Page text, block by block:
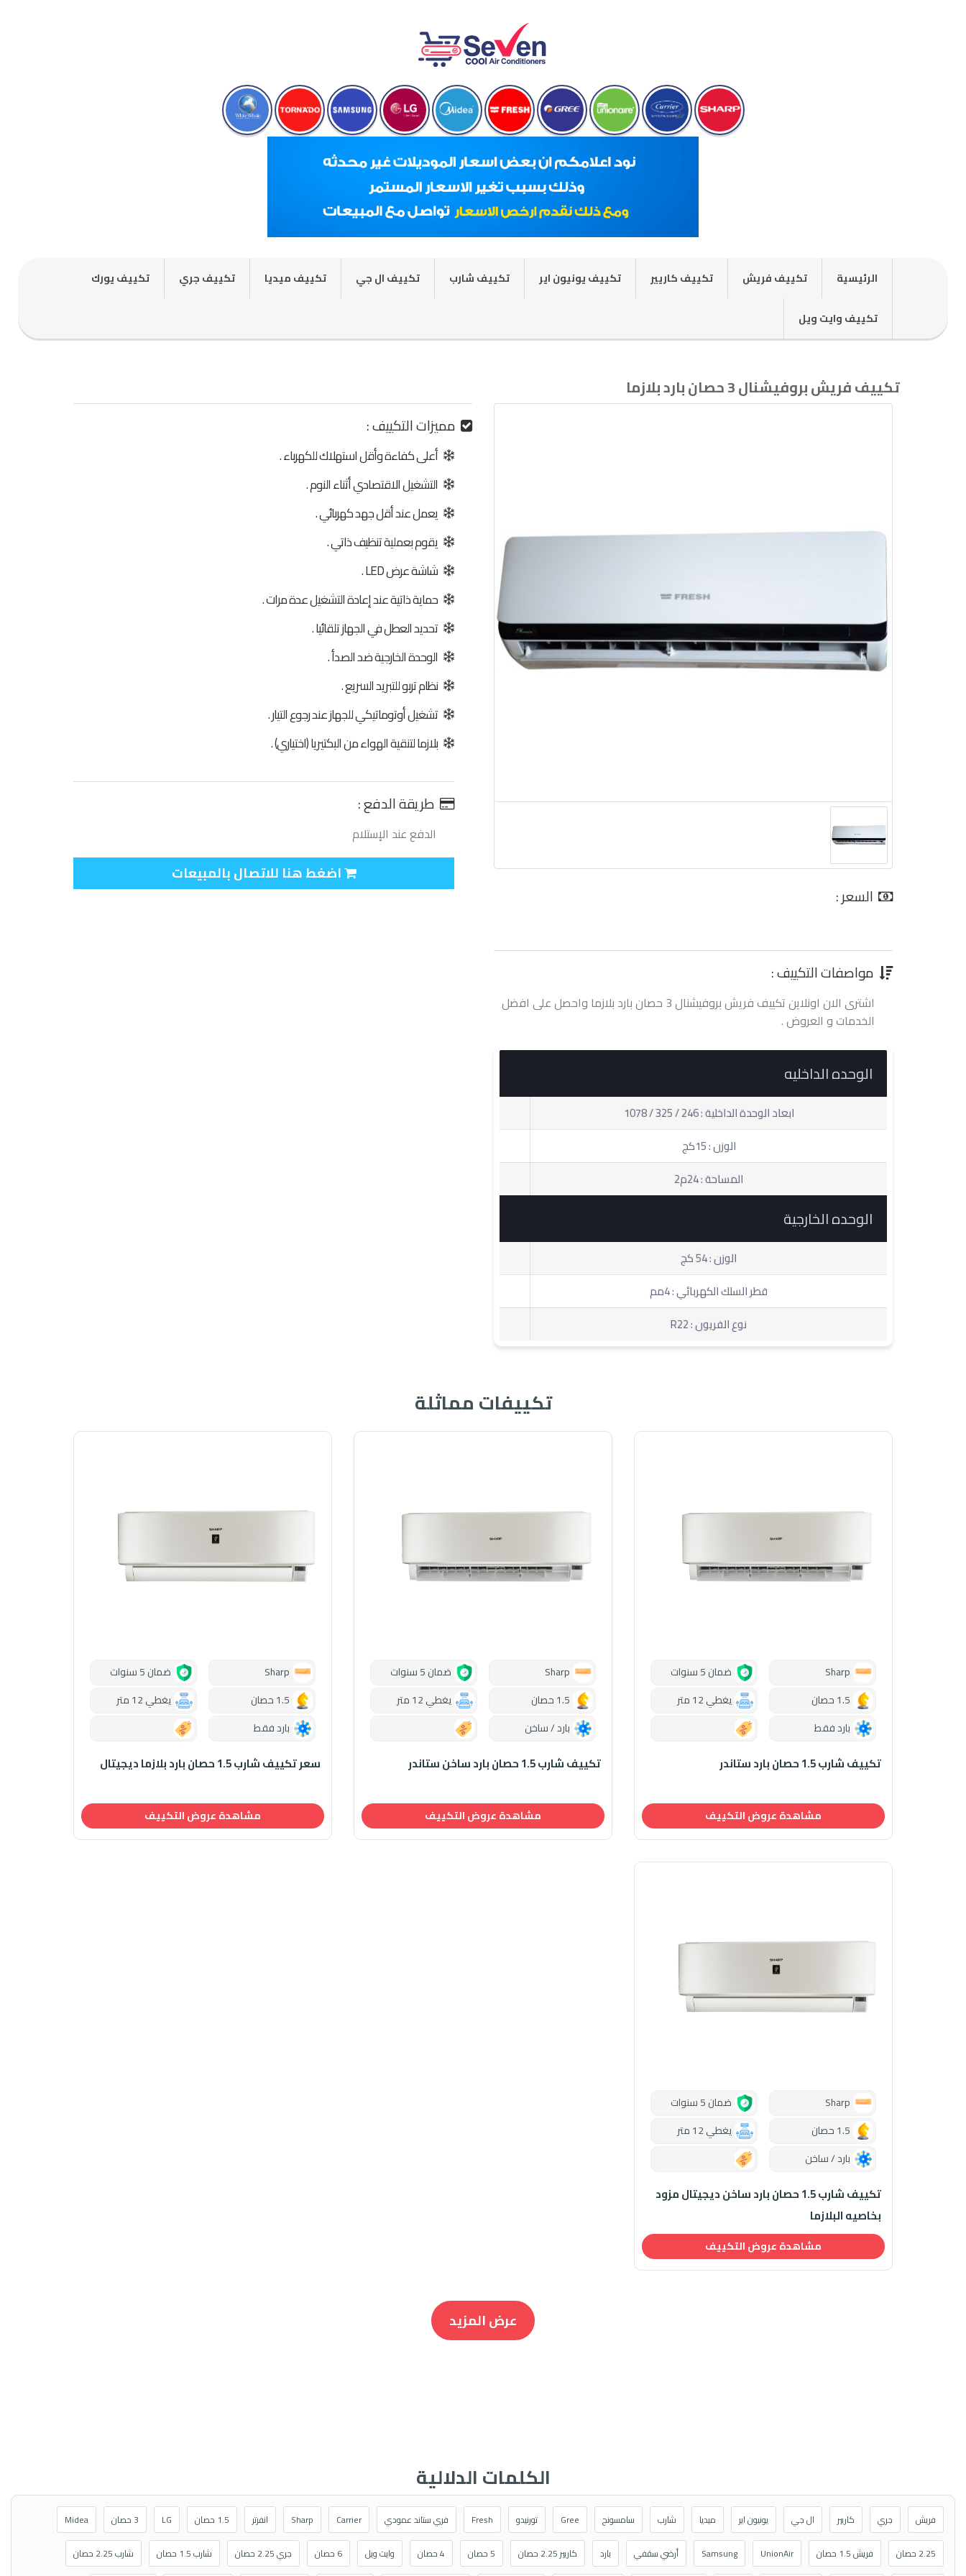
الرئيسية تكييف فريش تكييف كاريير تكييف يونيون اير تكييف شارب تكييف ال جي تكييف ميديا تكييف جري تكييف يورك
تكييف وايت ويل
تكييف فريش بروفيشنال 3 حصان بارد بلازما
السعر :
مواصفات التكييف :
اشترى الان اونلاين تكييف فريش بروفيشنال 3 حصان بارد بلازما واحصل على افضل
الخدمات و العروض .
الوحده الداخليه
ابعاد الوحدة الداخلية : 246 / 325 / 1078
الوزن : 15كج
المساحة : 24م2
الوحده الخارجية
الوزن : 54 كج
قطر السلك الكهربائي : 4مم
نوع الفريون : R22
مميزات التكييف :
أعلى كفاءة وأقل استهلاك للكهرباء .
التشغيل الاقتصادي أثناء النوم .
يعمل عند أقل جهد كهربائي .
يقوم بعملية تنظيف ذاتي .
شاشة عرض LED .
حماية ذاتية عند إعادة التشغيل عدة مرات .
تحديد العطل في الجهاز تلقائيا .
الوحدة الخارجية ضد الصدأ .
نظام تربو للتبريد السريع .
تشغيل أوتوماتيكي للجهاز عند رجوع التيار .
بلازما لتنقية الهواء من البكتيريا (اختياري) .
طريقة الدفع :
الدفع عند الإستلام
اضغط هنا للاتصال بالمبيعات
تكييفات مماثلة
بارد فقط
ضمان 5 سنوات
يغطي 12 متر
تكييف شارب 1.5 حصان بارد ستاندر
مشاهدة عروض التكييف
بارد / ساخن
ضمان 5 سنوات
يغطي 12 متر
تكييف شارب 1.5 حصان بارد ساخن ستاندر
مشاهدة عروض التكييف
بارد فقط
ضمان 5 سنوات
يغطي 12 متر
سعر تكييف شارب 1.5 حصان بارد بلازما ديجيتال
مشاهدة عروض التكييف
بارد / ساخن
ضمان 5 سنوات
يغطي 12 متر
تكييف شارب 1.5 حصان بارد ساخن ديجيتال مزود
بخاصيه البلازما
مشاهدة عروض التكييف
عرض المزيد
الكلمات الدلالية
فريش جري كاريير ال جي يونيون اير ميديا شارب سامسونج Gree تورنيدو Fresh فري ستاند عمودي Carrier
Sharp انفرتر 1.5 حصان LG 3 حصان Midea
2.25 حصان فريش 1.5 حصان UnionAir
Samsung أرضي سقفي بارد كاريير 2.25 حصان 5 حصان 4 حصان وايت ويل 6 حصان جري 2.25 حصان شارب 1.5 حصان شارب 2.25 حصان